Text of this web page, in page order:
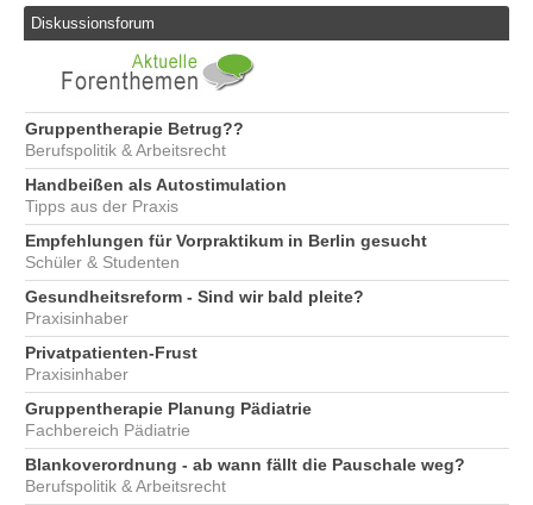
Diskussionsforum
Gruppentherapie Betrug??
Berufspolitik & Arbeitsrecht
Handbeißen als Autostimulation
Tipps aus der Praxis
Empfehlungen für Vorpraktikum in Berlin gesucht
Schüler & Studenten
Gesundheitsreform - Sind wir bald pleite?
Praxisinhaber
Privatpatienten-Frust
Praxisinhaber
Gruppentherapie Planung Pädiatrie
Fachbereich Pädiatrie
Blankoverordnung - ab wann fällt die Pauschale weg?
Berufspolitik & Arbeitsrecht